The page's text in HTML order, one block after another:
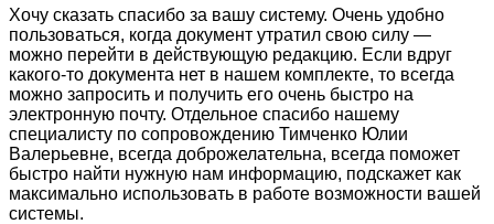
Хочу сказать спасибо за вашу систему. Очень удобно
пользоваться, когда документ утратил свою силу —
можно перейти в действующую редакцию. Если вдруг
какого-то документа нет в нашем комплекте, то всегда
можно запросить и получить его очень быстро на
электронную почту. Отдельное спасибо нашему
специалисту по сопровождению Тимченко Юлии
Валерьевне, всегда доброжелательна, всегда поможет
быстро найти нужную нам информацию, подскажет как
максимально использовать в работе возможности вашей
системы.